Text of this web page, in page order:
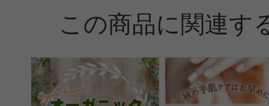
この商品に関連す